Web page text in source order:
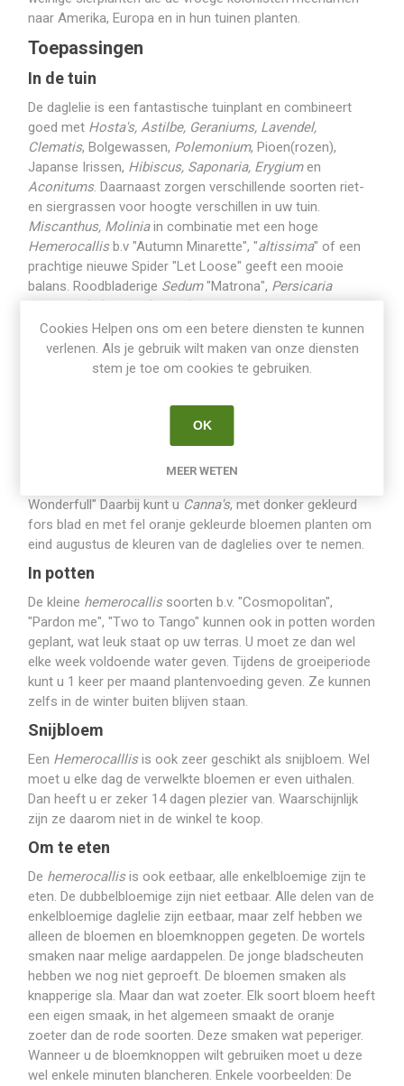
naar Amerika, Europa en in hun tuinen planten.
Toepassingen
In de tuin
De daglelie is een fantastische tuinplant en combineert
goed met Hosta's, Astilbe, Geraniums, Lavendel,
Clematis, Bolgewassen, Polemonium, Pioen(rozen),
Japanse Irissen, Hibiscus, Saponaria, Erygiumen
Aconitums. Daarnaast zorgen verschillende soorten riet-
en siergrassen voor hoogte verschillen in uw tuin.
Miscanthus, Moliniain combinatie met een hoge
Hemerocallisb.v "Autumn Minarette", "altissima" of een
prachtige nieuwe Spider "Let Loose" geeft een mooie
balans. Roodbladerige Sedum"Matrona", Persicaria
oranjekleurige daglelie "Hot Wire", "Tuscawilla Tigress" of
"Johny Come Lately". De rode cultivars b.v "Stafford" of
"Galena Holiday" staan prachtig bij Crocosmiaen gele
paarse Astilbe. De vroegbloeiende daglelie "Campfire
Embers" en blauwe riddersporen. Een meer tropische
sfeer bereikt u door bamboe te planten. Spinachtige
, de zogenaamde 'spiders' staan goed in
Wonderfull" Daarbij kunt u Canna's, met donker gekleurd
fors blad en met fel oranje gekleurde bloemen planten om
eind augustus de kleuren van de daglelies over te nemen.
In potten
De kleine hemerocallissoorten b.v. "Cosmopolitan",
"Pardon me", "Two to Tango" kunnen ook in potten worden
geplant, wat leuk staat op uw terras. U moet ze dan wel
elke week voldoende water geven. Tijdens de groeiperiode
kunt u 1 keer per maand plantenvoeding geven. Ze kunnen
zelfs in de winter buiten blijven staan.
Snijbloem
Een Hemerocalllisis ook zeer geschikt als snijbloem. Wel
moet u elke dag de verwelkte bloemen er even uithalen.
Dan heeft u er zeker 14 dagen plezier van. Waarschijnlijk
zijn ze daarom niet in de winkel te koop.
Om te eten
De hemerocallisis ook eetbaar, alle enkelbloemige zijn te
eten. De dubbelbloemige zijn niet eetbaar. Alle delen van de
enkelbloemige daglelie zijn eetbaar, maar zelf hebben we
alleen de bloemen en bloemknoppen gegeten. De wortels
smaken naar melige aardappelen. De jonge bladscheuten
hebben we nog niet geproeft. De bloemen smaken als
knapperige sla. Maar dan wat zoeter. Elk soort bloem heeft
een eigen smaak, in het algemeen smaakt de oranje
zoeter dan de rode soorten. Deze smaken wat peperiger.
Wanneer u de bloemknoppen wilt gebruiken moet u deze
wel enkele minuten blancheren. Enkele voorbeelden: De
Cookies Helpen ons om een betere diensten te kunnen
verlenen. Als je gebruik wilt maken van onze diensten
stem je toe om cookies te gebruiken.
OK
MEER WETEN